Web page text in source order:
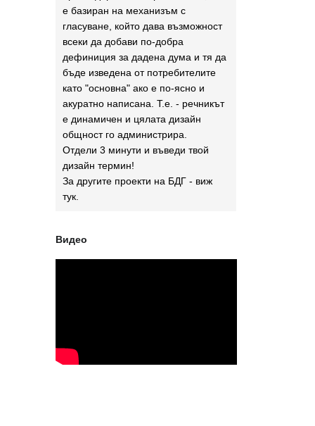
е базиран на механизъм с
гласуване, който дава възможност
всеки да добави по-добра
дефиниция за дадена дума и тя да
бъде изведена от потребителите
като "основна" ако е по-ясно и
акуратно написана. Т.е. - речникът
е динамичен и цялата дизайн
общност го администрира.
Отдели 3 минути и въведи твой
дизайн термин!
За другите проекти на БДГ - виж
тук.
Видео